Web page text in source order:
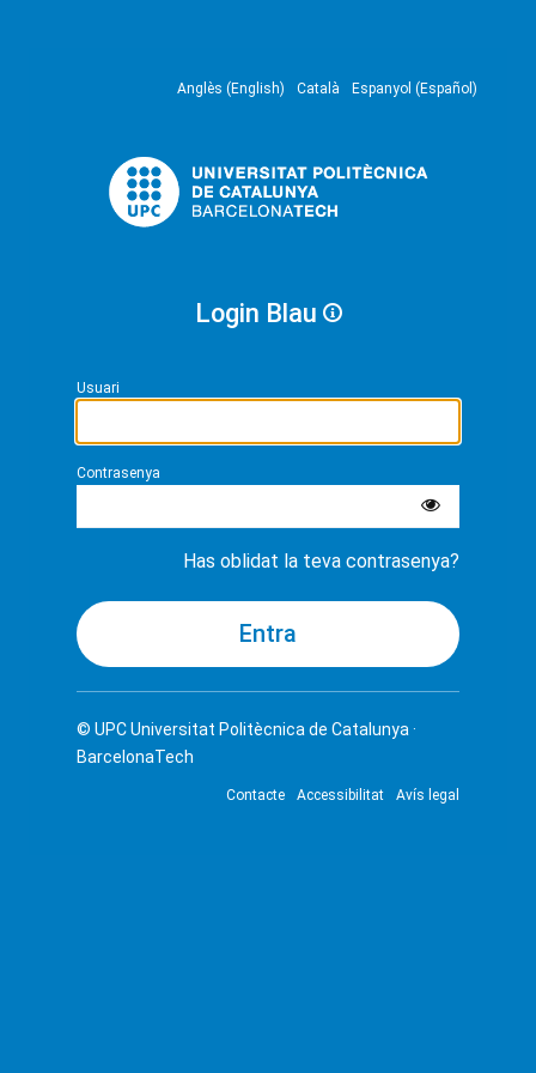
Anglès (English) Català Espanyol (Español)
Login Blau
Usuari
Contrasenya
Has oblidat la teva contrasenya?
© UPCUniversitat Politècnica de Catalunya ·
BarcelonaTech
Contacte Accessibilitat Avís legal